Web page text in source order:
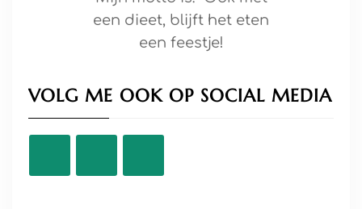
een dieet, blijft het eten
een feestje!
VOLG ME OOK OP SOCIAL MEDIA